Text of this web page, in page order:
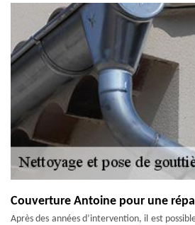
Couverture Antoine pour une
Après des années d’intervention, il est